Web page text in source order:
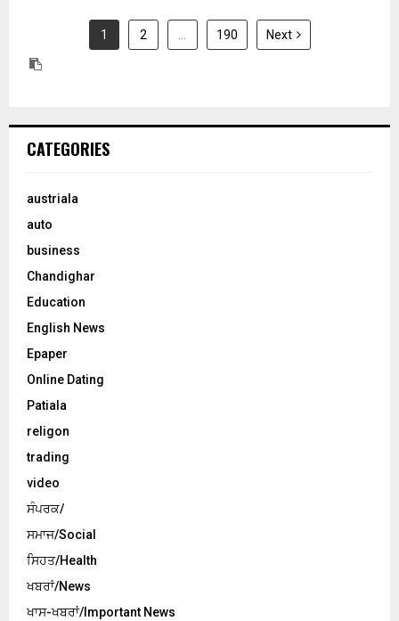
1 2 190 Next
CATEGORIES
austriala
auto
business
Chandighar
Education
English News
Epaper
Online Dating
Patiala
religon
trading
video
ਸੰਪਰਕ/
ਸਮਾਜ/Social
ਸਿਹਤ/Health
ਖਬਰਾਂ/News
ਖਾਸ-ਖਬਰਾਂ/Important News